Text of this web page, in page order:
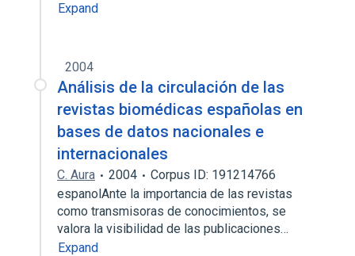
Expand
2004
Análisis de la circulación de las
revistas biomédicas españolas en
bases de datos nacionales e
internacionales
C. Aura 2004
Corpus ID: 191214766
espanolAnte la importancia de las revistas
como transmisoras de conocimientos, se
valora la visibilidad de las publicaciones…
Expand